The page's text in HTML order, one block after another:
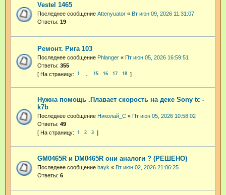
Vestel 1465
Последнее сообщение Attenyuator « Вт июн 09, 2026 11:31:07
Ответы: 19
Ремонт. Рига 103
Последнее сообщение Phlanger « Пт июн 05, 2026 16:59:51
Ответы: 355
1 15 16 17 18
Нужна помощь .Плавает скорость на деке Sony tc -
k7b
Последнее сообщение Николай_С « Пт июн 05, 2026 10:58:02
Ответы: 49
1 2 3
GM0465R и DM0465R они аналоги ? (РЕШЕНО)
Последнее сообщение hayk « Вт июн 02, 2026 21:06:25
Ответы: 6